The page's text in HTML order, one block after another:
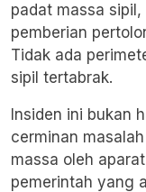
padat massa
pemberian
Tidak ada
sipil tertabrak.
Insiden ini bukan
cerminan
massa oleh
pemerintah yang